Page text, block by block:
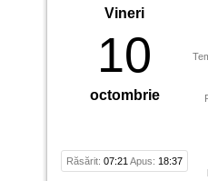
Vineri
10
octombrie
Răsărit: 07:21 Apus: 18:37